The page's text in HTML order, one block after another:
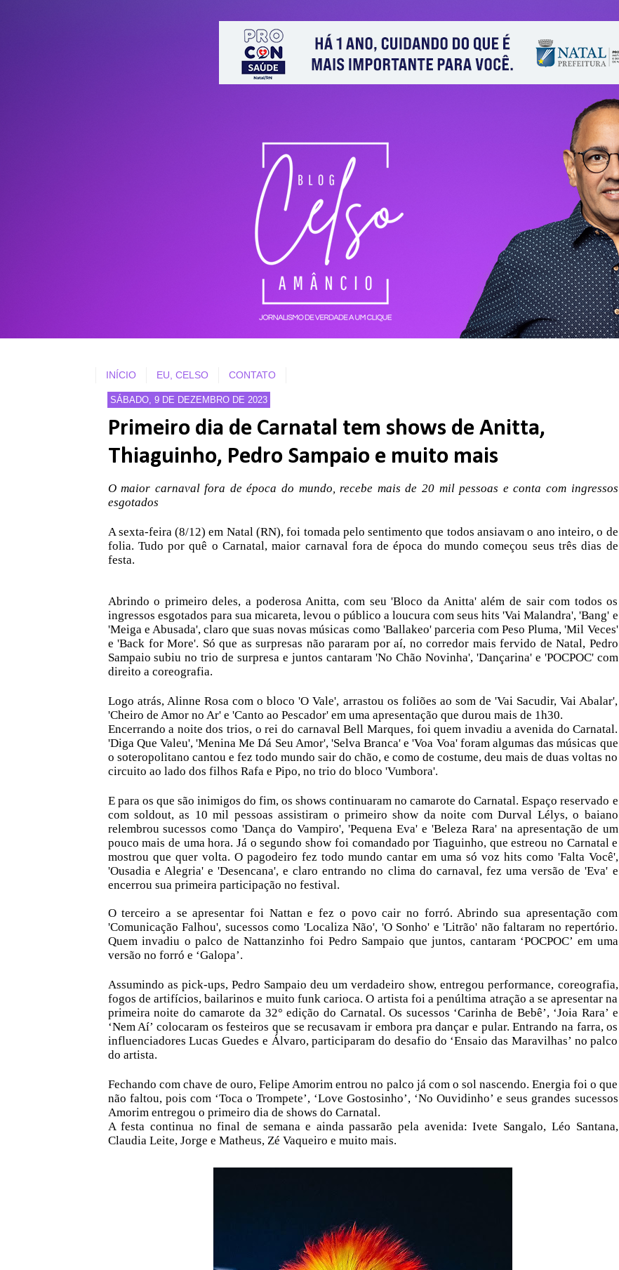
INÍCIO EU, CELSO CONTATO
SÁBADO, 9 DE DEZEMBRO DE 2023
Primeiro dia de Carnatal tem shows de Anitta,
Thiaguinho, Pedro Sampaio e muito mais
O maior carnaval fora de época do mundo, recebe mais de 20 mil pessoas e conta com ingressos
esgotados
A sexta-feira (8/12) em Natal (RN), foi tomada pelo sentimento que todos ansiavam o ano inteiro, o de
folia. Tudo por quê o Carnatal, maior carnaval fora de época do mundo começou seus três dias de
festa.
Abrindo o primeiro deles, a poderosa Anitta, com seu 'Bloco da Anitta' além de sair com todos os
ingressos esgotados para sua micareta, levou o público a loucura com seus hits 'Vai Malandra', 'Bang' e
'Meiga e Abusada', claro que suas novas músicas como 'Ballakeo' parceria com Peso Pluma, 'Mil Veces'
e 'Back for More'. Só que as surpresas não pararam por aí, no corredor mais fervido de Natal, Pedro
Sampaio subiu no trio de surpresa e juntos cantaram 'No Chão Novinha', 'Dançarina' e 'POCPOC' com
direito a coreografia.
Logo atrás, Alinne Rosa com o bloco 'O Vale', arrastou os foliões ao som de 'Vai Sacudir, Vai Abalar',
'Cheiro de Amor no Ar' e 'Canto ao Pescador' em uma apresentação que durou mais de 1h30.
Encerrando a noite dos trios, o rei do carnaval Bell Marques, foi quem invadiu a avenida do Carnatal.
'Diga Que Valeu', 'Menina Me Dá Seu Amor', 'Selva Branca' e 'Voa Voa' foram algumas das músicas que
o soteropolitano cantou e fez todo mundo sair do chão, e como de costume, deu mais de duas voltas no
circuito ao lado dos filhos Rafa e Pipo, no trio do bloco 'Vumbora'.
E para os que são inimigos do fim, os shows continuaram no camarote do Carnatal. Espaço reservado e
com soldout, as 10 mil pessoas assistiram o primeiro show da noite com Durval Lélys, o baiano
relembrou sucessos como 'Dança do Vampiro', 'Pequena Eva' e 'Beleza Rara' na apresentação de um
pouco mais de uma hora. Já o segundo show foi comandado por Tiaguinho, que estreou no Carnatal e
mostrou que quer volta. O pagodeiro fez todo mundo cantar em uma só voz hits como 'Falta Você',
'Ousadia e Alegria' e 'Desencana', e claro entrando no clima do carnaval, fez uma versão de 'Eva' e
encerrou sua primeira participação no festival.
O terceiro a se apresentar foi Nattan e fez o povo cair no forró. Abrindo sua apresentação com
'Comunicação Falhou', sucessos como 'Localiza Não', 'O Sonho' e 'Litrão' não faltaram no repertório.
Quem invadiu o palco de Nattanzinho foi Pedro Sampaio que juntos, cantaram ‘POCPOC’ em uma
versão no forró e ‘Galopa’.
Assumindo as pick-ups, Pedro Sampaio deu um verdadeiro show, entregou performance, coreografia,
fogos de artifícios, bailarinos e muito funk carioca. O artista foi a penúltima atração a se apresentar na
primeira noite do camarote da 32° edição do Carnatal. Os sucessos ‘Carinha de Bebê’, ‘Joia Rara’ e
‘Nem Aí’ colocaram os festeiros que se recusavam ir embora pra dançar e pular. Entrando na farra, os
influenciadores Lucas Guedes e Álvaro, participaram do desafio do ‘Ensaio das Maravilhas’ no palco
do artista.
Fechando com chave de ouro, Felipe Amorim entrou no palco já com o sol nascendo. Energia foi o que
não faltou, pois com ‘Toca o Trompete’, ‘Love Gostosinho’, ‘No Ouvidinho’ e seus grandes sucessos
Amorim entregou o primeiro dia de shows do Carnatal.
A festa continua no final de semana e ainda passarão pela avenida: Ivete Sangalo, Léo Santana,
Claudia Leite, Jorge e Matheus, Zé Vaqueiro e muito mais.